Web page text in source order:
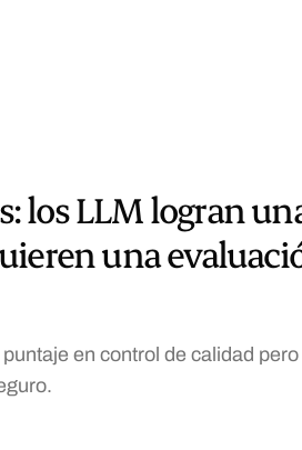
los LLM logran
una
en control de calidad